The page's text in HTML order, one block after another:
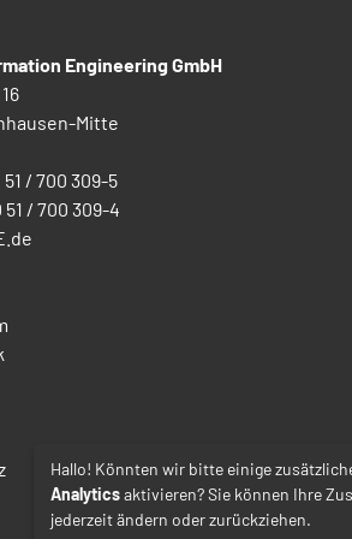
Engineering GmbH
Mitte
51 / 700 309-5
51 / 700 309-4
Hallo! Könnten wir bitte einige
Analyticsaktivieren? Sie können Ihre
jederzeit ändern oder zurückziehen.